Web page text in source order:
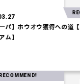
2025.03.27
【水統一パ】ホウオウ獲
コロシアム】